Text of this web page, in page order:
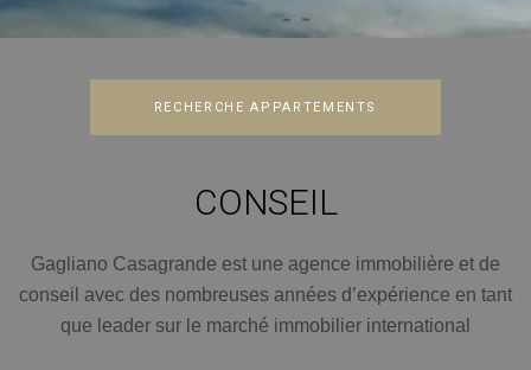
RECHERCHE APPARTEMENTS
CONSEIL
Gagliano Casagrande est une agence immobilière et de
conseil avec des nombreuses années d’expérience en tant
que leader sur le marché immobilier international